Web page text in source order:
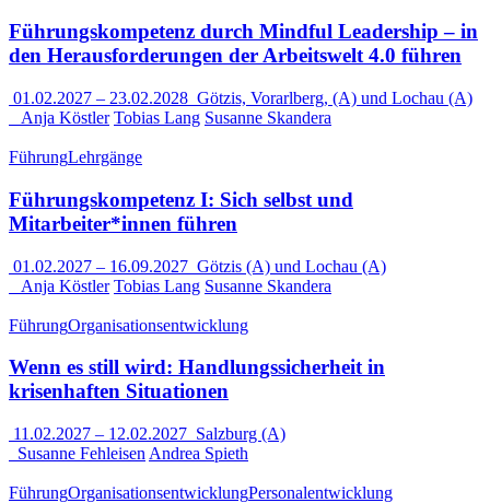
Führungskompetenz durch Mindful Leadership – in
den Herausforderungen der Arbeitswelt 4.0 führen
01.02.2027 – 23.02.2028 Götzis, Vorarlberg, (A) und Lochau (A)
Anja Köstler Tobias Lang Susanne Skandera
FührungLehrgänge
Führungskompetenz I: Sich selbst und
Mitarbeiter*innen führen
01.02.2027 – 16.09.2027 Götzis (A) und Lochau (A)
Anja Köstler Tobias Lang Susanne Skandera
FührungOrganisationsentwicklung
Wenn es still wird: Handlungssicherheit in
krisenhaften Situationen
11.02.2027 – 12.02.2027 Salzburg (A)
Susanne Fehleisen Andrea Spieth
FührungOrganisationsentwicklungPersonalentwicklung